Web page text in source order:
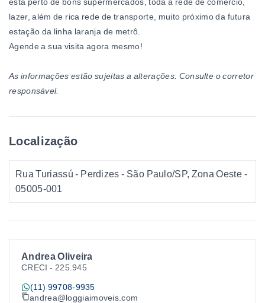
Andrea Oliveira
CRECI - 225.945
(11) 99708-9935
andrea@loggiaimoveis.com
lazer, além de rica rede de transporte, muito próximo da futura
estação da linha laranja de metrô.
Agende a sua visita agora mesmo!
As informações estão sujeitas a alterações. Consulte o corretor
responsável.
Localização
Rua Turiassú - Perdizes - São Paulo/SP, Zona Oeste -
05005-001